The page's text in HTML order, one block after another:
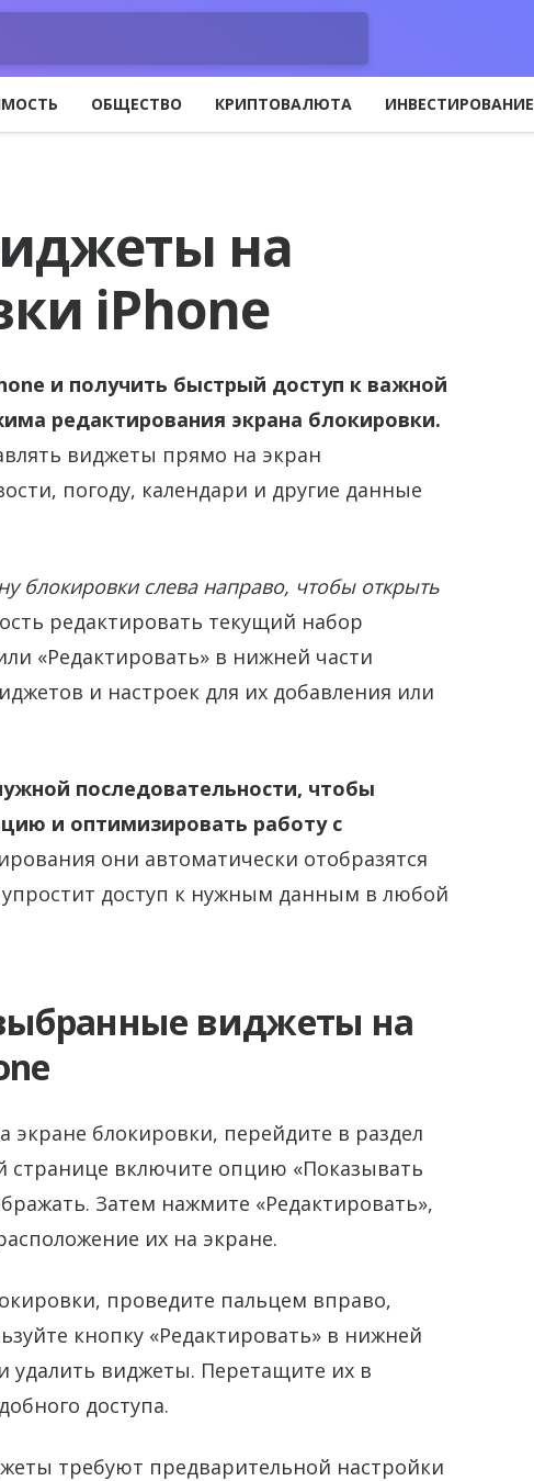
ОБЩЕСТВО КРИПТОВАЛЮТА ИНВЕСТИРОВАНИЕ
на
iPhone
и получить быстрый доступ к важной
редактирования экрана блокировки.
виджеты прямо на экран
погоду, календари и другие данные
блокировки слева направо, чтобы открыть
редактировать текущий набор
«Редактировать» в нижней части
и настроек для их добавления или
последовательности, чтобы
и оптимизировать работу с
они автоматически отобразятся
доступ к нужным данным в любой
виджеты на
блокировки, перейдите в раздел
странице включите опцию «Показывать
Затем нажмите «Редактировать»,
их на экране.
проведите пальцем вправо,
кнопку «Редактировать» в нижней
удалить виджеты. Перетащите их в
доступа.
требуют предварительной настройки